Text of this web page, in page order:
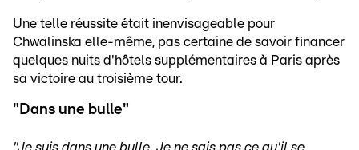
Une telle réussite était inenvisageable pour
Chwalinska elle-même, pas certaine de savoir financer
quelques nuits d'hôtels supplémentaires à Paris après
sa victoire au troisième tour.
"Dans une bulle"